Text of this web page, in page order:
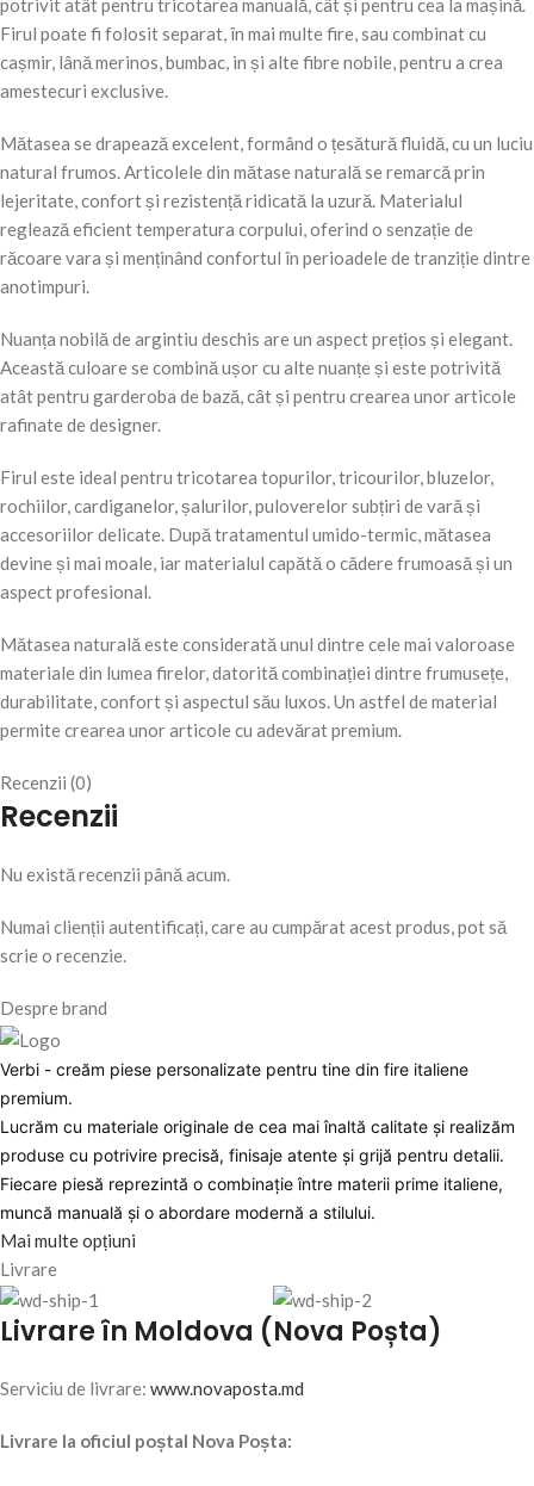
potrivit atât pentru tricotarea manuală, cât și pentru cea la mașină.
Firul poate fi folosit separat, în mai multe fire, sau combinat cu
cașmir, lână merinos, bumbac, in și alte fibre nobile, pentru a crea
amestecuri exclusive.
Mătasea se drapează excelent, formând o țesătură fluidă, cu un luciu
natural frumos. Articolele din mătase naturală se remarcă prin
lejeritate, confort și rezistență ridicată la uzură. Materialul
reglează eficient temperatura corpului, oferind o senzație de
răcoare vara și menținând confortul în perioadele de tranziție dintre
anotimpuri.
Nuanța nobilă de argintiu deschis are un aspect prețios și elegant.
Această culoare se combină ușor cu alte nuanțe și este potrivită
atât pentru garderoba de bază, cât și pentru crearea unor articole
rafinate de designer.
Firul este ideal pentru tricotarea topurilor, tricourilor, bluzelor,
rochiilor, cardiganelor, șalurilor, puloverelor subțiri de vară și
accesoriilor delicate. După tratamentul umido-termic, mătasea
devine și mai moale, iar materialul capătă o cădere frumoasă și un
aspect profesional.
Mătasea naturală este considerată unul dintre cele mai valoroase
materiale din lumea firelor, datorită combinației dintre frumusețe,
durabilitate, confort și aspectul său luxos. Un astfel de material
permite crearea unor articole cu adevărat premium.
Recenzii (0)
Recenzii
Nu există recenzii până acum.
Numai clienții autentificați, care au cumpărat acest produs, pot să
scrie o recenzie.
Despre brand
Verbi - creăm piese personalizate pentru tine din fire italiene
premium.
Lucrăm cu materiale originale de cea mai înaltă calitate și realizăm
produse cu potrivire precisă, finisaje atente și grijă pentru detalii.
Fiecare piesă reprezintă o combinație între materii prime italiene,
muncă manuală și o abordare modernă a stilului.
Mai multe opțiuni
Livrare
Livrare în Moldova (Nova Poșta)
Serviciu de livrare: www.novaposta.md
Livrare la oficiul poștal Nova Poșta: